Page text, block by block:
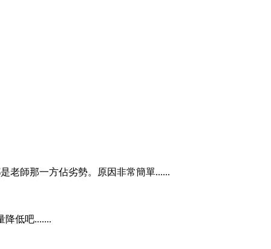
老師那一方佔劣勢。原因非常簡單......
降低吧.......